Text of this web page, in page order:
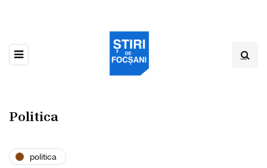
Politica
politica